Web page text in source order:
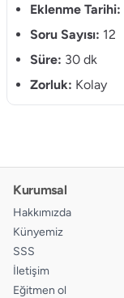
10. A
12. A
Eklenme Tarihi:
Soru Sayısı: 12
Süre: 30 dk
Zorluk: Kolay
Kurumsal
Hakkımızda
Künyemiz
SSS
İletişim
Eğitmen ol